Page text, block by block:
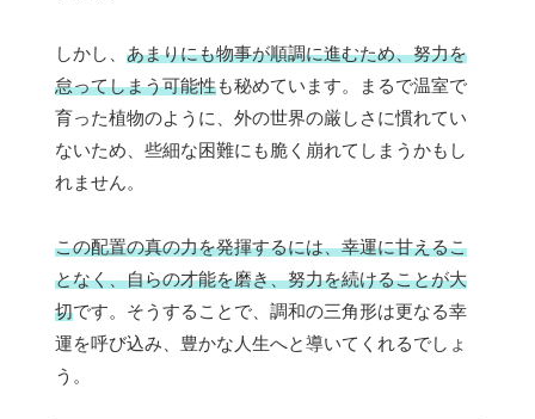
しかし、 あまりにも物事が順調に進むため、努力を
怠ってしまう可能性も秘めています。まるで温室で
育った植物のように、外の世界の厳しさに慣れてい
ないため、些細な困難にも脆く崩れてしまうかもし
れません。
この配置の真の力を発揮するには、幸運に甘えるこ
となく、自らの才能を磨き、努力を続けることが大
切です。そうすることで、調和の三角形は更なる幸
運を呼び込み、豊かな人生へと導いてくれるでしょ
う。